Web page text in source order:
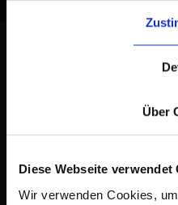
Über
Diese Webseite verwendet
Wir verwenden Cookies,
Optimized